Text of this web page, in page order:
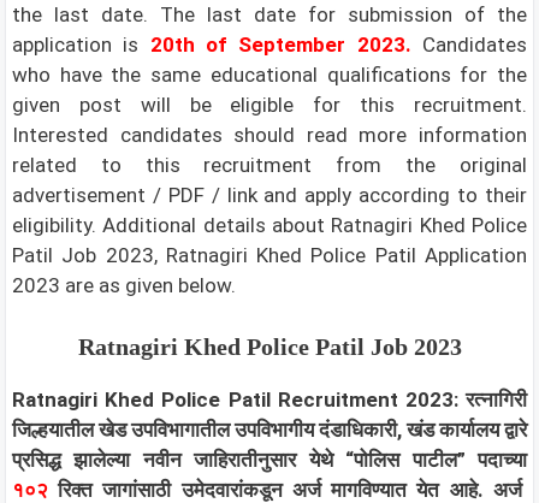
the last date. The last date for submission of the
application is 20th of September 2023. Candidates
who have the same educational qualifications for the
given post will be eligible for this recruitment.
Interested candidates should read more information
related to this recruitment from the original
advertisement / PDF / link and apply according to their
eligibility.Additional details about Ratnagiri Khed Police
Patil Job 2023, Ratnagiri Khed Police Patil Application
2023 are as given below.
Ratnagiri Khed Police Patil Job 2023
Ratnagiri Khed Police Patil Recruitment 2023: रत्नागिरी
जिल्हयातील खेड उपविभागातील उपविभागीय दंडाधिकारी, खंड कार्यालय द्वारे
प्रसिद्ध झालेल्या नवीन जाहिरातीनुसार येथे “पोलिस पाटील” पदाच्या
१०२रिक्त जागांसाठी उमेदवारांकडून अर्ज मागविण्यात येत आहे. अर्ज